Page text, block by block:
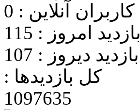
کاربران آنلاین : 0
بازدید امروز : 115
بازدید دیروز : 107
کل بازدیدها :
1097635